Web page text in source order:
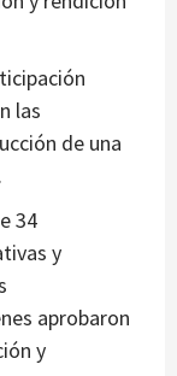
las
de una
34
y
aprobaron
y